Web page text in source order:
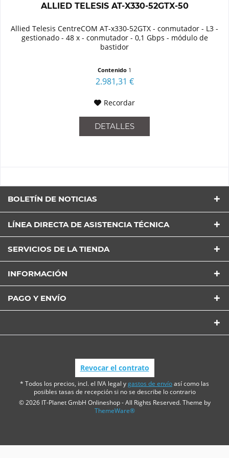
ALLIED TELESIS AT-X330-52GTX-50
Allied Telesis CentreCOM AT-x330-52GTX - conmutador - L3 -
gestionado - 48 x - conmutador - 0,1 Gbps - módulo de
bastidor
Contenido 1
2.981,31 €
Recordar
DETALLES
BOLETÍN DE NOTICIAS
LÍNEA DIRECTA DE ASISTENCIA TÉCNICA
SERVICIOS DE LA TIENDA
INFORMACIÓN
PAGO Y ENVÍO
Revocar el contrato
* Todos los precios, incl. el IVA legal ygastos de envíoasí como las
posibles tasas de recepción si no se describe lo contrario
© 2026 IT-Planet GmbH Onlineshop - All Rights Reserved. Theme by
ThemeWare®